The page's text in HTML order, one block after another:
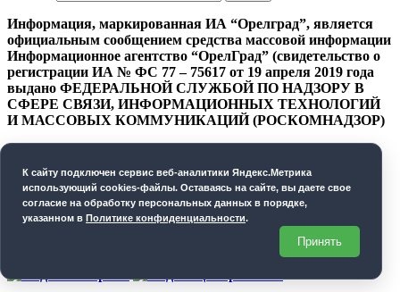
Информация, маркированная ИА “Орелград”, является
официальным сообщением средства массовой информации
Информационное агентство “ОрелГрад” (свидетельство о
регистрации ИА № ФС 77 – 75617 от 19 апреля 2019 года
выдано ФЕДЕРАЛЬНОЙ СЛУЖБОЙ ПО НАДЗОРУ В
СФЕРЕ СВЯЗИ, ИНФОРМАЦИОННЫХ ТЕХНОЛОГИЙ
И МАССОВЫХ КОММУНИКАЦИЙ (РОСКОМНАДЗОР)
СОГЛАСИЕ НА ОБРАБОТКУ ПЕРСОНАЛЬНЫХ
ДАННЫХ
К cайту подключен сервис веб-аналитики Яндекс.Метрика
использующий cookies-файлы. Оставаясь на сайте, вы даете свое
согласие на обработку персональных данных в порядке,
указанном в Политике конфиденциальности.
Принять